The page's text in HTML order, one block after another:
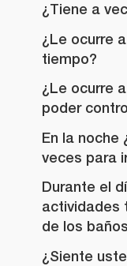
¿Tiene a
¿Le ocurre
tiempo?
¿Le ocurre
poder
En la
veces para
Durante el
actividades
de los
¿Siente